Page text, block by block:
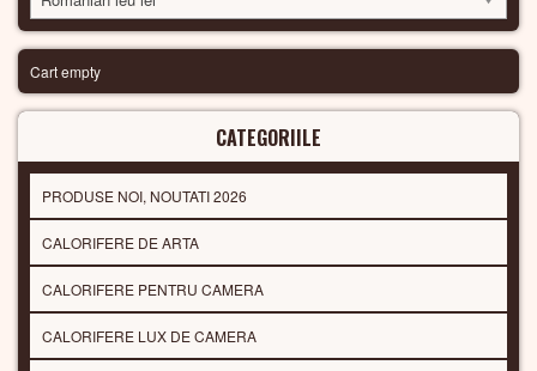
Cart empty
CATEGORIILE
PRODUSE NOI, NOUTATI 2026
CALORIFERE DE ARTA
CALORIFERE PENTRU CAMERA
CALORIFERE LUX DE CAMERA